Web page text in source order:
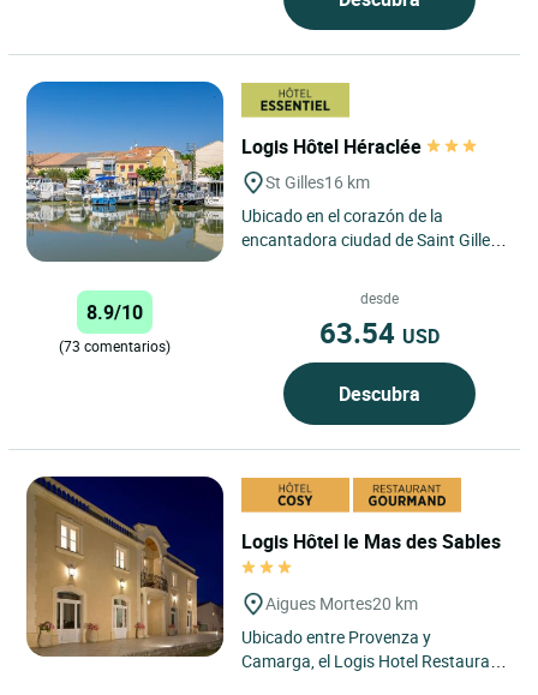
Logis Hôtel Héraclée
St Gilles16 km
Ubicado en el corazón de la
encantadora ciudad de Saint Gilles,
Hôtel Héraclée se erige...
8.9/10
(73 comentarios)
desde
63.54 USD
Descubra
Logis Hôtel le Mas des Sables
Aigues Mortes20 km
Ubicado entre Provenza y
Camarga, el Logis Hotel Restaurant